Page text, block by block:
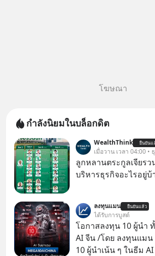
โฆษณา
กำลังนิยมในบล็อกดิต
WealthThink ยืนยันแ
เมื่อวาน เวลา 04:00 •
ลูกหลานตระกูลเจียร
บริหารธุรกิจอะไรอยู่บ้
ลงทุนแมน ยืนยันแล้ว
ได้รับการบูสต์
โอกาสลงทุน 10 ผู้นำ
AI จีน /โดย ลงทุนแม
10 ผู้นำเน้น ๆ ในธีม